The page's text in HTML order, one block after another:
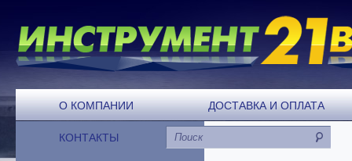
О КОМПАНИИ ДОСТАВКА И ОПЛАТА
КОНТАКТЫ